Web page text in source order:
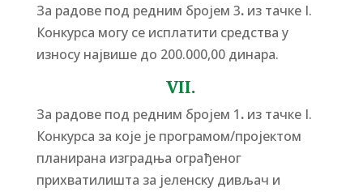
За радове под редним бројем 3.из тачке I.
Конкурса могу се исплатити средства у
износу највише до 200.000,00 динара.
VII.
За радове под редним бројем 1.из тачке I.
Конкурса за које је програмом/пројектом
планирана изградња ограђеног
прихватилишта за јеленску дивљач и